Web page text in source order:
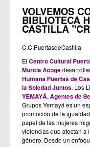
VOLVEMOS
BIBLIOTECA
CASTILLA
C.C.PuertasdeCastilla
El Centro Cultural
Murcia Acoge
Humana Puertas de
la Soledad Juntos. Los
YEMAYÁ. Agentes de
Grupos Yemayá es un
promoción de la
papel de las mujeres
violencias que afectan a
género. Desde un